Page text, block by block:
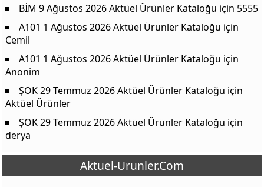
BİM 9 Ağustos 2026 Aktüel Ürünler Kataloğu için 5555
A101 1 Ağustos 2026 Aktüel Ürünler Kataloğu için
Cemil
A101 1 Ağustos 2026 Aktüel Ürünler Kataloğu için
Anonim
ŞOK 29 Temmuz 2026 Aktüel Ürünler Kataloğu için
Aktüel Ürünler
ŞOK 29 Temmuz 2026 Aktüel Ürünler Kataloğu için
derya
Aktuel-Urunler.Com